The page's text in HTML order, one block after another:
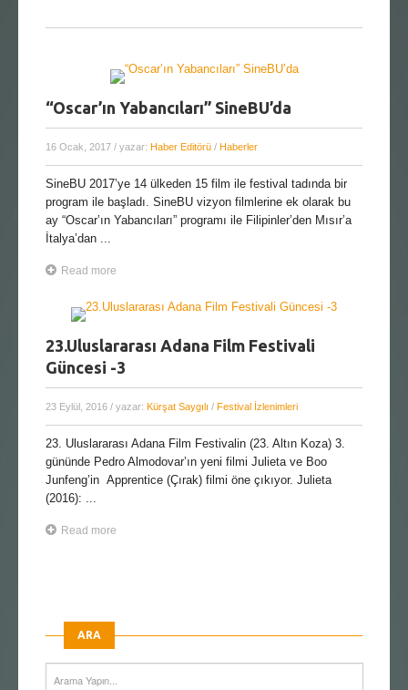
“Oscar’ın Yabancıları” SineBU’da
16 Ocak, 2017 / yazar: Haber Editörü / Haberler
SineBU 2017’ye 14 ülkeden 15 film ile festival tadında bir
program ile başladı. SineBU vizyon filmlerine ek olarak bu
ay “Oscar’ın Yabancıları” programı ile Filipinler’den Mısır’a
İtalya’dan ...
Read more
23.Uluslararası Adana Film Festivali
Güncesi -3
23 Eylül, 2016 / yazar: Kürşat Saygılı / Festival İzlenimleri
23. Uluslararası Adana Film Festivalin (23. Altın Koza) 3.
gününde Pedro Almodovar’ın yeni filmi Julieta ve Boo
Junfeng’in Apprentice (Çırak) filmi öne çıkıyor. Julieta
(2016): ...
Read more
ARA